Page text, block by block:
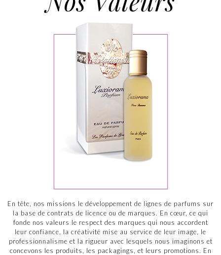
En tête, nos missions le développement de lignes de parfums sur
la base de contrats de licence ou de marques. En cœur, ce qui
fonde nos valeurs le respect des marques qui nous accordent
leur confiance, la créativité mise au service de leur image, le
professionnalisme et la rigueur avec lesquels nous imaginons et
concevons les produits, les packagings, et leurs promotions. En